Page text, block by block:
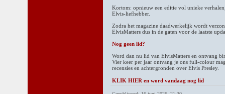
Kortom: opnieuw een editie vol unieke
Elvis-liefhebber.
Zodra het magazine daadwerkelijk wordt
ElvisMatters dus in de gaten voor de laatste
Nog geen lid?
Word dan nu lid van ElvisMatters en ontvang
Vier keer per jaar ontvang je ons full-colour
recensies en achtergronden over Elvis Presley.
KLIK HIER en word vandaag nog lid